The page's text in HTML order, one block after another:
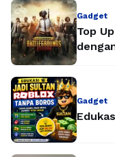
Gadget
Top
Gadget